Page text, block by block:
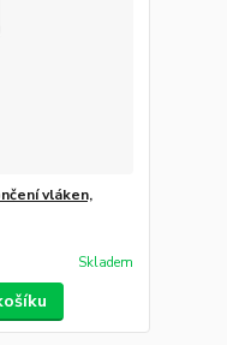
vláken,
Skladem